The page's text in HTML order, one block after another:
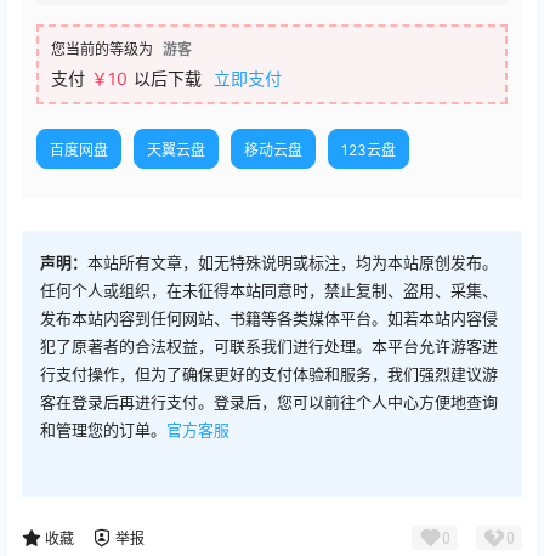
您当前的等级为 游客
支付 ￥10 以后下载 立即支付
百度网盘 天翼云盘 移动云盘 123云盘
声明： 本站所有文章，如无特殊说明或标注，均为本站原创发布。
任何个人或组织，在未征得本站同意时，禁止复制、盗用、采集、
发布本站内容到任何网站、书籍等各类媒体平台。如若本站内容侵
犯了原著者的合法权益，可联系我们进行处理。本平台允许游客进
行支付操作，但为了确保更好的支付体验和服务，我们强烈建议游
客在登录后再进行支付。登录后，您可以前往个人中心方便地查询
和管理您的订单。 官方客服
收藏 举报 0 0